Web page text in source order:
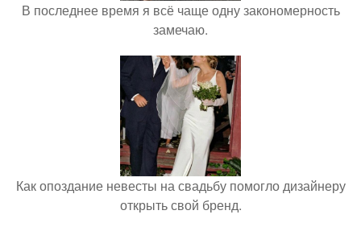
В последнее время я всё чаще одну закономерность
замечаю.
Как опоздание невесты на свадьбу помогло дизайнеру
открыть свой бренд.